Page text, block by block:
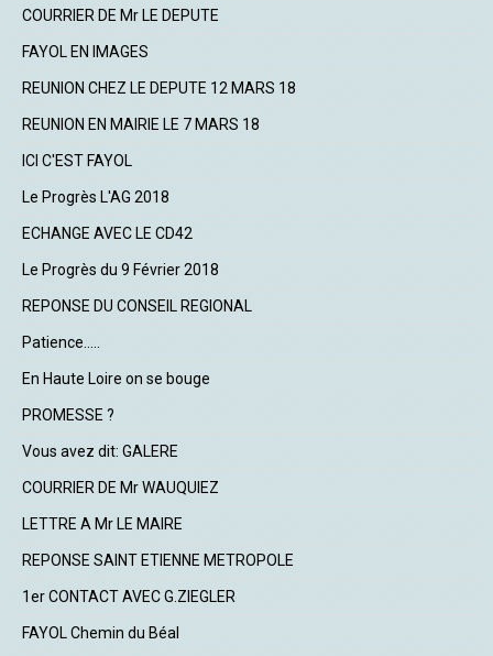
COURRIER DE Mr LE DEPUTE
FAYOL EN IMAGES
REUNION CHEZ LE DEPUTE 12 MARS 18
REUNION EN MAIRIE LE 7 MARS 18
ICI C'EST FAYOL
Le Progrès L'AG 2018
ECHANGE AVEC LE CD42
Le Progrès du 9 Février 2018
REPONSE DU CONSEIL REGIONAL
Patience.....
En Haute Loire on se bouge
PROMESSE ?
Vous avez dit: GALERE
COURRIER DE Mr WAUQUIEZ
LETTRE A Mr LE MAIRE
REPONSE SAINT ETIENNE METROPOLE
1er CONTACT AVEC G.ZIEGLER
FAYOL Chemin du Béal